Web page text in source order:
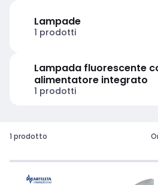
Lampade
1 prodotti
Lampada fluorescente
alimentatore integrato
1 prodotti
1 prodotto